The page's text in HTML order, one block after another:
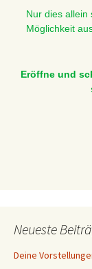
Nur dies allein
Möglichkeit
Eröffne und
Neueste
Deine